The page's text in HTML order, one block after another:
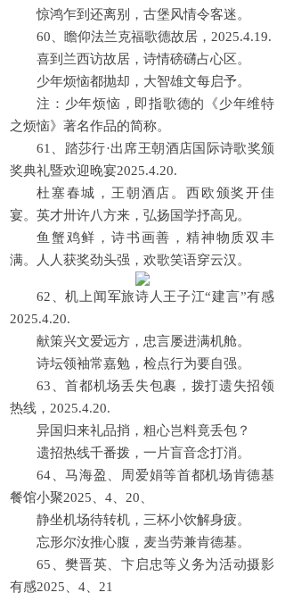
惊鸿乍到还离别，古堡风情令客迷。
60、瞻仰法兰克福歌德故居，2025.4.19.
喜到兰西访故居，诗情磅礴占心区。
少年烦恼都抛却，大智雄文每启予。
注：少年烦恼，即指歌德的《少年维特
之烦恼》著名作品的简称。
61、踏莎行·出席王朝酒店国际诗歌奖颁
奖典礼暨欢迎晚宴2025.4.20.
杜塞春城，王朝酒店。西欧颁奖开佳
宴。英才卅许八方来，弘扬国学抒高见。
鱼蟹鸡鲜，诗书画善，精神物质双丰
满。人人获奖劲头强，欢歌笑语穿云汉。
62、机上闻军旅诗人王子江“建言”有感
2025.4.20.
献策兴文爱远方，忠言屡进满机舱。
诗坛领袖常嘉勉，检点行为要自强。
63、首都机场丢失包裹，拨打遗失招领
热线，2025.4.20.
异国归来礼品捎，粗心岂料竟丢包？
遗招热线千番拨，一片盲音念打消。
64、马海盈、周爱娟等首都机场肯德基
餐馆小聚2025、4、20、
静坐机场待转机，三杯小饮解身疲。
忘形尔汝推心腹，麦当劳兼肯德基。
65、樊晋英、卞启忠等义务为活动摄影
有感2025、4、21